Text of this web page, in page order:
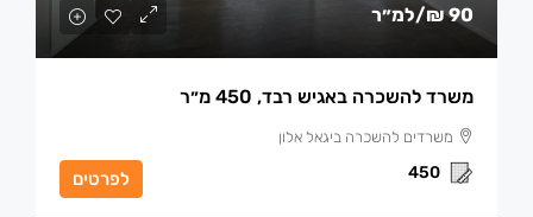
90 ₪ /למ״ר
משרד להשכרה באגיש רבד, 450 מ״ר
משרדים להשכרה ביגאל אלון
450 לפרטים